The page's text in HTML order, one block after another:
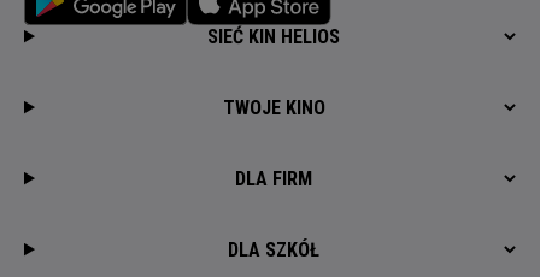
SIEĆ KIN HELIOS
TWOJE KINO
DLA FIRM
DLA SZKÓŁ